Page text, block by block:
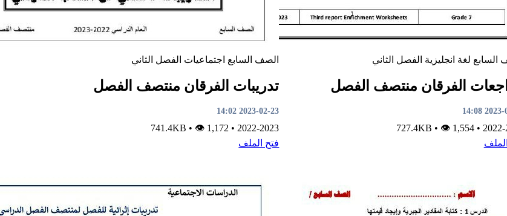
السابع لغة انجليزية الفصل الثاني
الفرقان منتصف الفصل
2023-02-
•
727.4KB
• 👁 1,554
الصف السابع اجتماعيات الفصل الثاني
تدريبات الفرقان منتصف الفصل
2023-02-23 14:02
2022-2023
•
• 👁 1,172
فتح الملف